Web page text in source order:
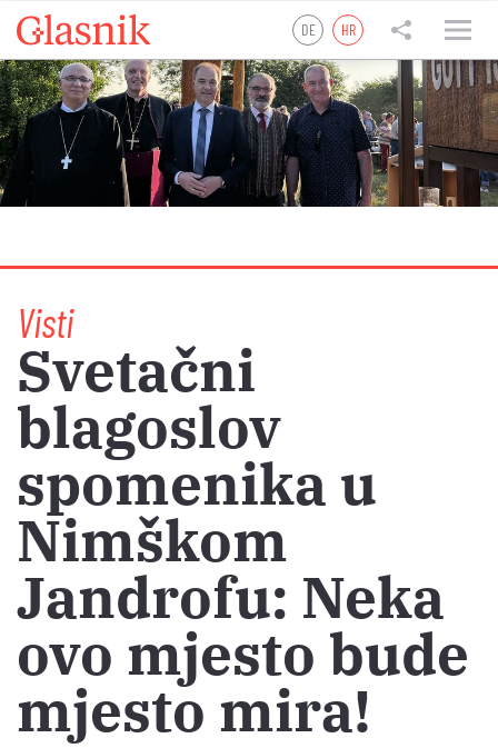
DE HR
tweet
teilen
teilen
Visti
Svetačni
blagoslov
spomenika u
Nimškom
Jandrofu: Neka
ovo mjesto bude
mjesto mira!